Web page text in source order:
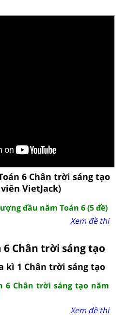
6 Chân trời sáng tạo
VietJack)
đầu năm Toán 6 (5 đề)
Xem đề thi
6 Chân trời sáng tạo
kì 1 Chân trời sáng tạo
6 Chân trời sáng tạo năm
Xem đề thi